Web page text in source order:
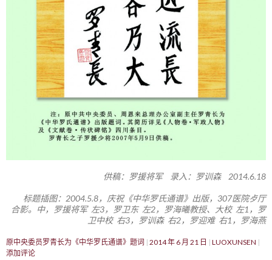
供稿：罗援将军 录入：罗训森 2014.6.18
标题插图：2004.5.8，庆祝《中华罗氏通谱》出版，307医院歺厅
合影。中，罗援将军 左3，罗卫东 左2，罗海曦教授、大校 左1，罗
卫中校 右3，罗训森 右2，罗迎难 右1，罗海燕
原中央委员罗青长为《中华罗氏通谱》题词 2014 年 6 月 21 日
LUOXUNSEN
添加评论